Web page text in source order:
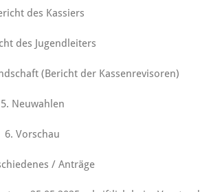
des Kassiers
des Jugendleiters
(Bericht der Kassenrevisoren)
5. Neuwahlen
6. Vorschau
/ Anträge